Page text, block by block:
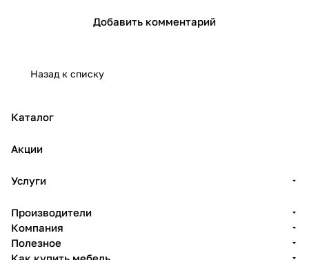
Добавить комментарий
Назад к списку
Каталог
Акции
Услуги
Производители
Компания
Полезное